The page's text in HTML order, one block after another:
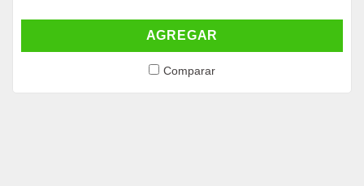
AGREGAR
Comparar